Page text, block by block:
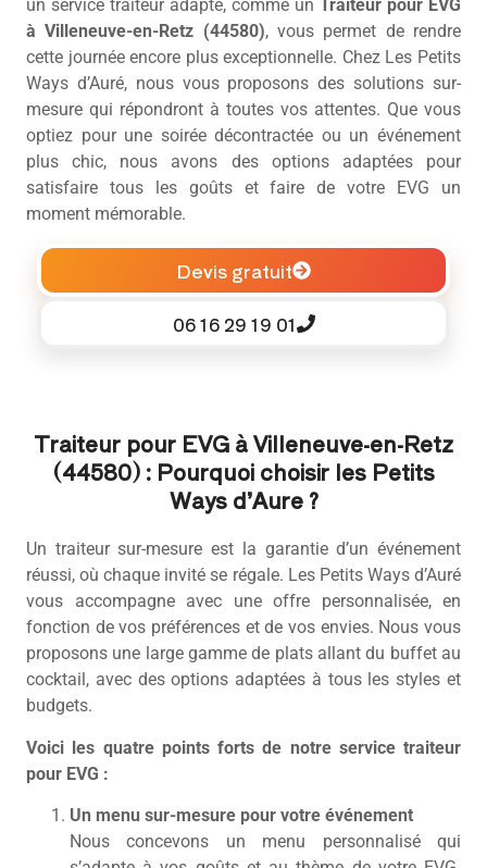
un service traiteur adapté, comme un Traiteur pour EVG
à Villeneuve-en-Retz (44580), vous permet de rendre
cette journée encore plus exceptionnelle. Chez Les Petits
Ways d’Auré, nous vous proposons des solutions sur-
mesure qui répondront à toutes vos attentes. Que vous
optiez pour une soirée décontractée ou un événement
plus chic, nous avons des options adaptées pour
satisfaire tous les goûts et faire de votre EVG un
moment mémorable.
Devis gratuit
06 16 29 19 01
Traiteur pour EVG à Villeneuve-en-Retz
(44580) : Pourquoi choisir les Petits
Ways d’Aure ?
Un traiteur sur-mesure est la garantie d’un événement
réussi, où chaque invité se régale. Les Petits Ways d’Auré
vous accompagne avec une offre personnalisée, en
fonction de vos préférences et de vos envies. Nous vous
proposons une large gamme de plats allant du buffet au
cocktail, avec des options adaptées à tous les styles et
budgets.
Voici les quatre points forts de notre service traiteur
pour EVG :
Un menu sur-mesure pour votre événement
Nous concevons un menu personnalisé qui